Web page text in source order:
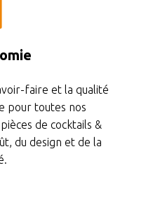
faire et la qualité
pour toutes nos
de cocktails &
du design et de la